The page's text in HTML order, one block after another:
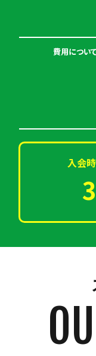
費用につい
入会